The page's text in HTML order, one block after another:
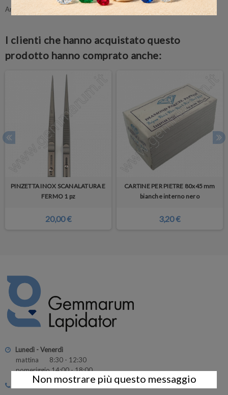
Ancora nessuna recensione da parte degli utenti.
I clienti che hanno acquistato questo
prodotto hanno comprato anche:
PINZETTA INOX SCANALATURA E
FERMO 1 pz
20,00 €
CARTINE PER PIETRE 80x45 mm
bianche interno nero
3,20 €
Lunedì - Venerdì
mattina 8:30 - 12:30
pomeriggio 14:00 - 18:00
+39 0462 342662
Non mostrare più questo messaggio